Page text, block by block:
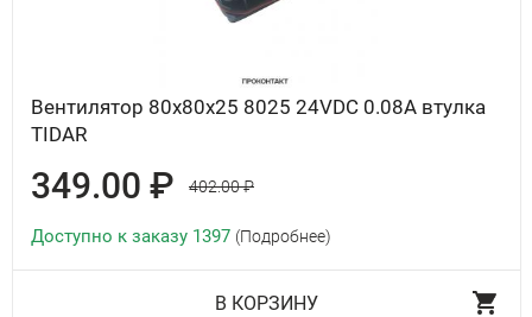
Вентилятор 80x80x25 8025 24VDC 0.08A втулка
TIDAR
349.00 ₽ 402.00 ₽
Доступно к заказу 1397 (Подробнее)
В КОРЗИНУ